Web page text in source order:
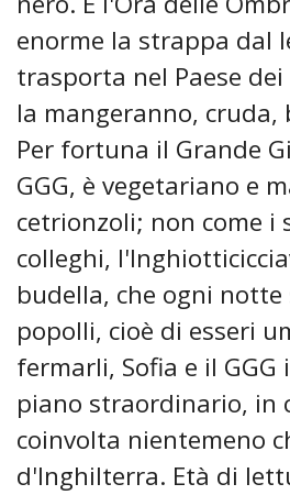
enorme la strappa dal
trasporta nel Paese
la mangeranno,
Per fortuna il Grande
GGG, è vegetariano e
cetrionzoli; non come i
colleghi,
budella, che ogni
popolli, cioè di esseri
fermarli, Sofia e il
piano straordinario, in
coinvolta nientemeno
d'Inghilterra. Età di